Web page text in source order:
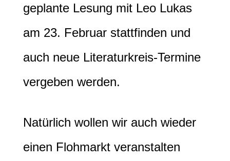
geplante Lesung mit Leo Lukas
am 23. Februar stattfinden und
auch neue Literaturkreis-Termine
vergeben werden.
Natürlich wollen wir auch wieder
einen Flohmarkt veranstalten